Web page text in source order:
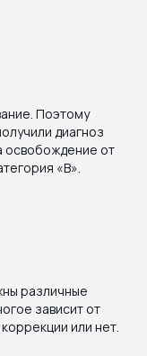
Поэтому
диагноз
освобождение от
«В».
различные
зависит от
или нет.